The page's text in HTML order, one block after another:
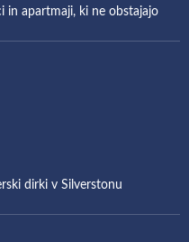
in apartmaji, ki ne obstajajo
dirki v Silverstonu